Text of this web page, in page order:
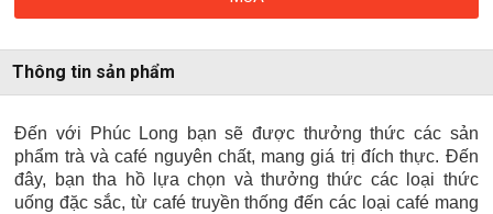
Thông tin sản phẩm
Đến với Phúc Long bạn sẽ được thưởng thức các sản
phẩm trà và café nguyên chất, mang giá trị đích thực. Đến
đây, bạn tha hồ lựa chọn và thưởng thức các loại thức
uống đặc sắc, từ café truyền thống đến các loại café mang